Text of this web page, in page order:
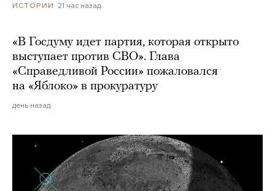
ИСТОРИИ 21 час назад
«В Госдуму идет партия, которая открыто
выступает против СВО». Глава
«Справедливой России» пожаловался
на «Яблоко» в прокуратуру
день назад